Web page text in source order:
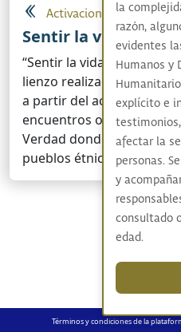
Activaciones artísticas y
Sentir la vida
“Sentir la vida” es una
lienzo realizada por el
a partir del
encuentros organizados
Verdad donde las
pueblos étnicos...
Términos y condiciones de la
la
razón,
evidentes
Humanos y
explícito e
afectar la
personas.
y
consultado
edad.